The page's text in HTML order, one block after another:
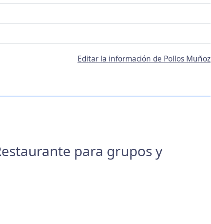
Editar la información de Pollos Muñoz
para grupos y